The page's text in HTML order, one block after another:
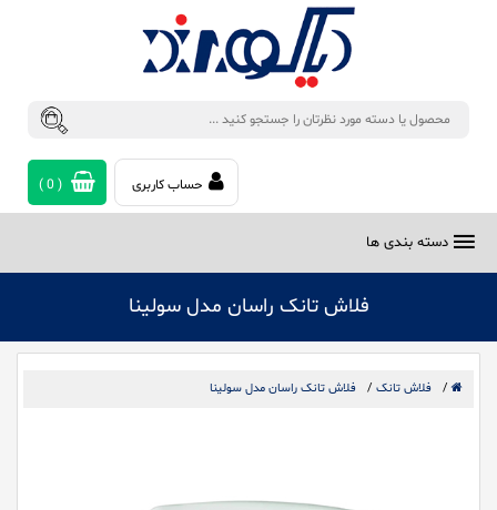
حساب کاربری (
0
)
دسته بندی ها
فلاش تانک راسان مدل سولینا
/ فلاش تانک / فلاش تانک راسان مدل سولینا